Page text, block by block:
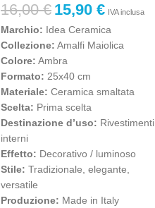
16,00€ 15,90 € IVA inclusa
Marchio: Idea Ceramica
Collezione: Amalfi Maiolica
Colore: Ambra
Formato: 25x40 cm
Materiale: Ceramica smaltata
Scelta: Prima scelta
Destinazione d’uso: Rivestimenti
interni
Effetto: Decorativo / luminoso
Stile: Tradizionale, elegante,
versatile
Produzione: Made in Italy